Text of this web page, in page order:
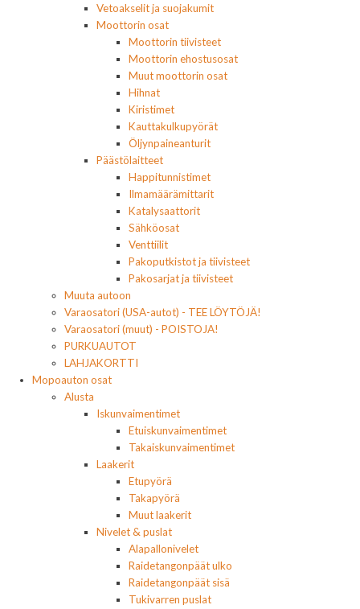
Vetoakselit ja suojakumit
Moottorin osat
Moottorin tiivisteet
Moottorin ehostusosat
Muut moottorin osat
Hihnat
Kiristimet
Kauttakulkupyörät
Öljynpaineanturit
Päästölaitteet
Happitunnistimet
Ilmamäärämittarit
Katalysaattorit
Sähköosat
Venttiilit
Pakoputkistot ja tiivisteet
Pakosarjat ja tiivisteet
Muuta autoon
Varaosatori (USA-autot) - TEE LÖYTÖJÄ!
Varaosatori (muut) - POISTOJA!
PURKUAUTOT
LAHJAKORTTI
Mopoauton osat
Alusta
Iskunvaimentimet
Etuiskunvaimentimet
Takaiskunvaimentimet
Laakerit
Etupyörä
Takapyörä
Muut laakerit
Nivelet & puslat
Alapallonivelet
Raidetangonpäät ulko
Raidetangonpäät sisä
Tukivarren puslat